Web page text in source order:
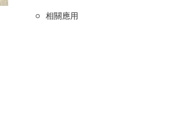
相關應用